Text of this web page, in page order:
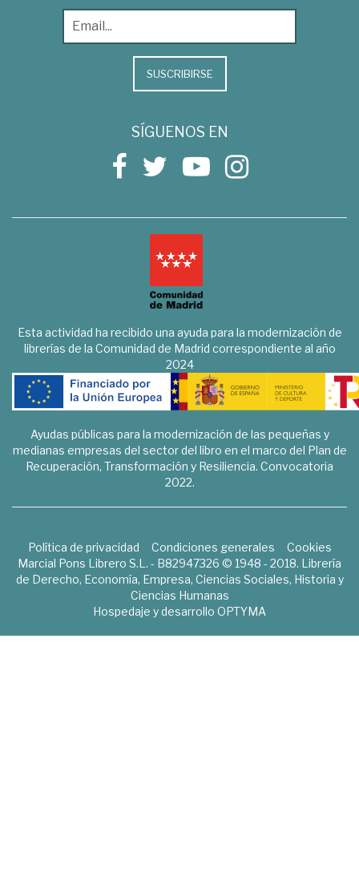
SUSCRIBIRSE
SÍGUENOS EN
Esta actividad ha recibido una ayuda para la modernización de
librerías de la Comunidad de Madrid correspondiente al año
2024
Ayudas públicas para la modernización de las pequeñas y
medianas empresas del sector del libro en el marco del Plan de
Recuperación, Transformación y Resiliencia. Convocatoria
2022.
Política de privacidad Condiciones generales
Cookies
Marcial Pons Librero S.L. - B82947326 © 1948 - 2018. Librería
de Derecho, Economía, Empresa, Ciencias Sociales, Historia y
Ciencias Humanas
Hospedaje y desarrollo OPTYMA